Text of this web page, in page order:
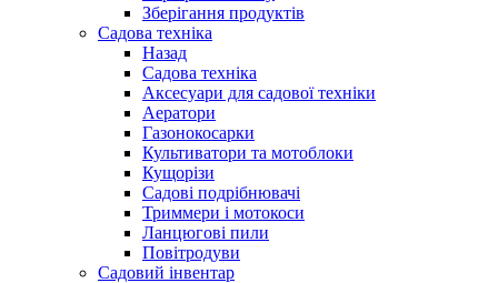
Зберігання продуктів
Садова техніка
Назад
Садова техніка
Аксесуари для садової техніки
Аератори
Газонокосарки
Культиватори та мотоблоки
Кущорізи
Садові подрібнювачі
Триммери і мотокоси
Ланцюгові пили
Повітродуви
Садовий інвентар